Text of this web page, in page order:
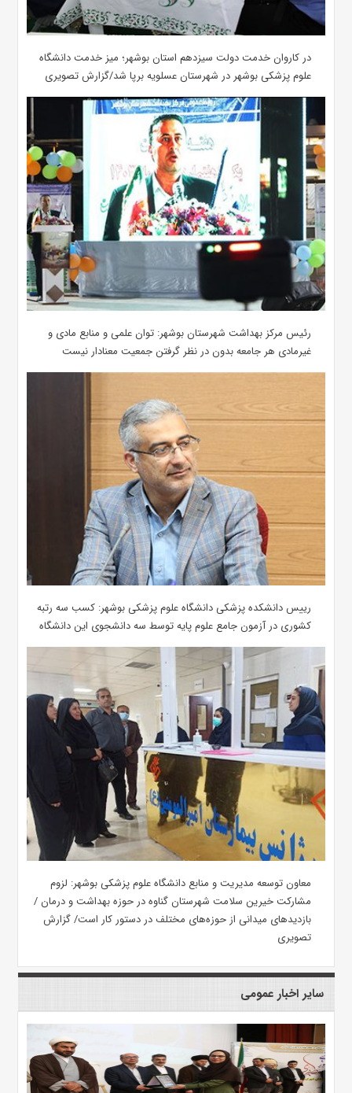
در کاروان خدمت دولت سیزدهم استان بوشهر؛ میز خدمت دانشگاه
علوم پزشکی بوشهر در شهرستان عسلویه برپا شد/گزارش تصویری
رئیس مرکز بهداشت شهرستان بوشهر: توان علمی و منابع مادی و
غیرمادی هر جامعه بدون در نظر گرفتن جمعیت معنادار نیست
رییس دانشکده پزشکی دانشگاه علوم پزشکی بوشهر: کسب سه رتبه
کشوری در آزمون جامع علوم پایه توسط سه دانشجوی این دانشگاه
معاون توسعه مدیریت و منابع دانشگاه علوم پزشکی بوشهر: لزوم
مشارکت خیرین سلامت شهرستان گناوه در حوزه بهداشت و درمان /
بازدیدهای میدانی از حوزه‌های مختلف در دستور کار است/ گزارش
تصویری
سایر اخبار عمومی